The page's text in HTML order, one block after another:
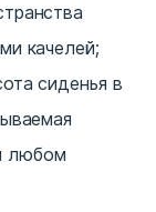
качелей;
сиденья в
любом